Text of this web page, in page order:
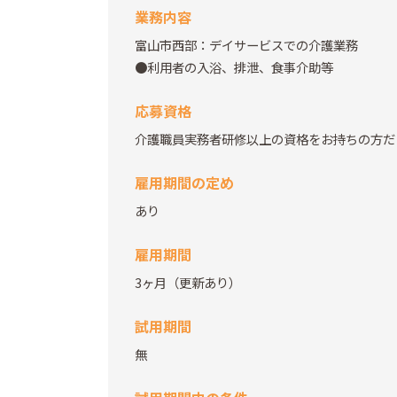
業務内容
富山市西部：デイサービスでの介護業務
●利用者の入浴、排泄、食事介助等
応募資格
介護職員実務者研修以上の資格をお持ちの方
雇用期間の定め
あり
雇用期間
3ヶ月（更新あり）
試用期間
無